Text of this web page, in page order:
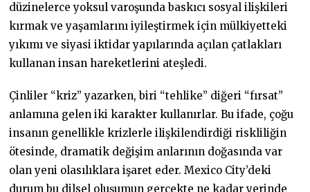
düzinelerce yoksul varoşunda baskıcı sosyal ilişkileri
kırmak ve yaşamlarını iyileştirmek için mülkiyetteki
yıkımı ve siyasi iktidar yapılarında açılan çatlakları
kullanan insan hareketlerini ateşledi.
Çinliler “kriz” yazarken, biri “tehlike” diğeri “fırsat”
anlamına gelen iki karakter kullanırlar. Bu ifade, çoğu
insanın genellikle krizlerle ilişkilendirdiği riskliliğin
ötesinde, dramatik değişim anlarının doğasında var
olan yeni olasılıklara işaret eder. Mexico City’deki
durum bu dilsel oluşumun gerçekte ne kadar yerinde